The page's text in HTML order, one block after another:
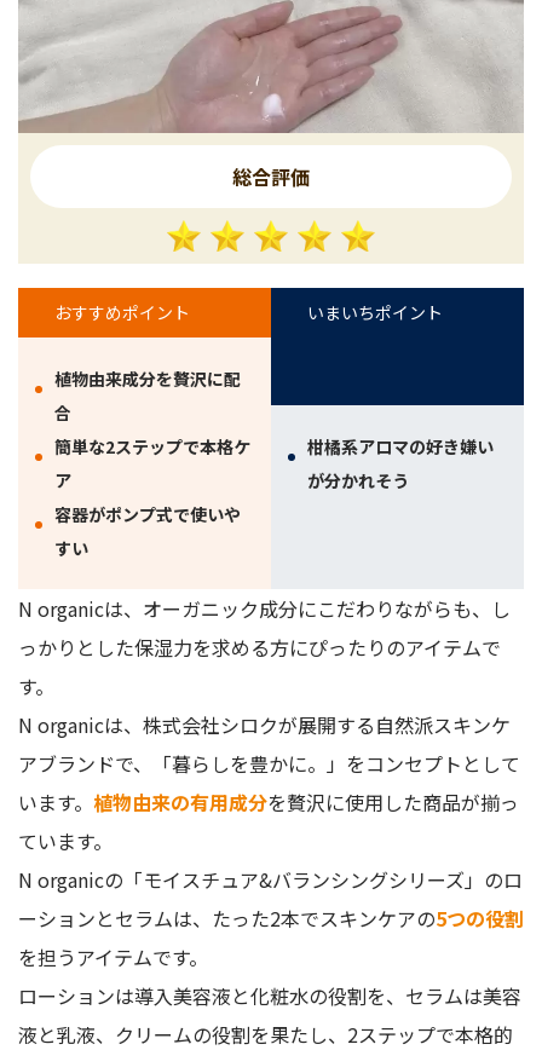
総合評価
おすすめポイント
植物由来成分を贅沢に配
合
簡単な2ステップで本格ケ
ア
容器がポンプ式で使いや
すい
いまいちポイント
柑橘系アロマの好き嫌い
が分かれそう
N organicは、オーガニック成分にこだわりながらも、し
っかりとした保湿力を求める方にぴったりのアイテムで
す。
N organicは、株式会社シロクが展開する自然派スキンケ
アブランドで、「暮らしを豊かに。」をコンセプトとして
います。 植物由来の有用成分を贅沢に使用した商品が揃っ
ています。
N organicの「モイスチュア&バランシングシリーズ」のロ
ーションとセラムは、たった2本でスキンケアの5つの役割
を担うアイテムです。
ローションは導入美容液と化粧水の役割を、セラムは美容
液と乳液、クリームの役割を果たし、2ステップで本格的